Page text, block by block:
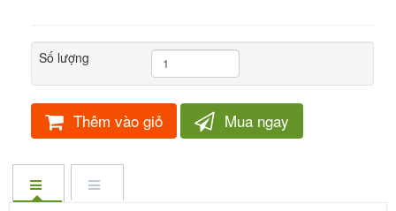
Số lượng
Thêm vào giỏ Mua ngay